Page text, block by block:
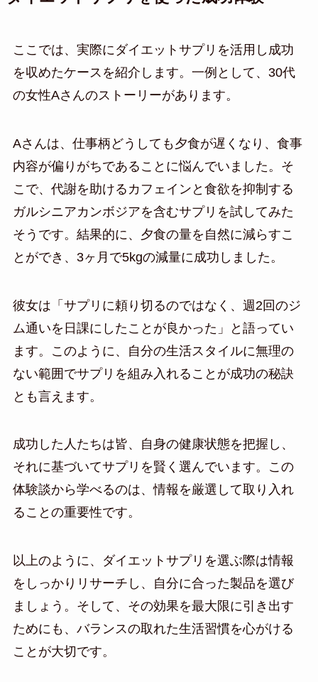
ここでは、実際にダイエットサプリを活用し成功
を収めたケースを紹介します。一例として、30代
の女性Aさんのストーリーがあります。
Aさんは、仕事柄どうしても夕食が遅くなり、食事
内容が偏りがちであることに悩んでいました。そ
こで、代謝を助けるカフェインと食欲を抑制する
ガルシニアカンボジアを含むサプリを試してみた
そうです。結果的に、夕食の量を自然に減らすこ
とができ、3ヶ月で5kgの減量に成功しました。
彼女は「サプリに頼り切るのではなく、週2回のジ
ム通いを日課にしたことが良かった」と語ってい
ます。このように、自分の生活スタイルに無理の
ない範囲でサプリを組み入れることが成功の秘訣
とも言えます。
成功した人たちは皆、自身の健康状態を把握し、
それに基づいてサプリを賢く選んでいます。この
体験談から学べるのは、情報を厳選して取り入れ
ることの重要性です。
以上のように、ダイエットサプリを選ぶ際は情報
をしっかりリサーチし、自分に合った製品を選び
ましょう。そして、その効果を最大限に引き出す
ためにも、バランスの取れた生活習慣を心がける
ことが大切です。